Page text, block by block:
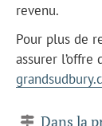
revenu.
Pour plus de
assurer
Dans la